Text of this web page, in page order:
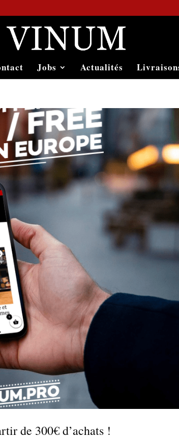
Jobs Actualités
de 300€ d’achats !